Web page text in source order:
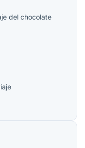
del chocolate